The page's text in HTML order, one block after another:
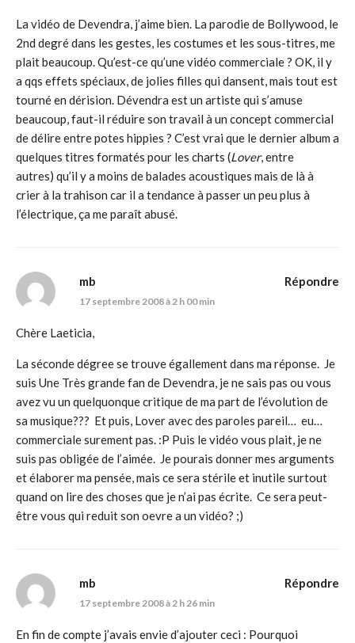
La vidéo de Devendra, j’aime bien. La parodie de Bollywood, le
2nd degré dans les gestes, les costumes et les sous-titres, me
plait beaucoup. Qu’est-ce qu’une vidéo commerciale ? OK, il y
a qqs effets spéciaux, de jolies filles qui dansent, mais tout est
tourné en dérision. Dévendra est un artiste qui s’amuse
beaucoup, faut-il réduire son travail à un concept commercial
de délire entre potes hippies ? C’est vrai que le dernier album a
quelques titres formatés pour les charts (Lover, entre
autres) qu’il y a moins de balades acoustiques mais de là à
crier à la trahison car il a tendance à passer un peu plus à
l’électrique, ça me paraît abusé.
mb
17 septembre 2008 à 2 h 00 min
Chère Laeticia,
La séconde dégree se trouve égallement dans ma réponse. Je
suis Une Très grande fan de Devendra, je ne sais pas ou vous
avez vu un quelquonque critique de ma part de l’évolution de
sa musique??? Et puis, Lover avec des paroles pareil… eu…
commerciale surement pas. :P Puis le vidéo vous plait, je ne
suis pas obligée de l’aimée. Je pourais donner mes arguments
et élaborer ma pensée, mais ce sera stérile et inutile surtout
quand on lire des choses que je n’ai pas écrite. Ce sera peut-
être vous qui reduit son oevre a un vidéo? ;)
Répondre
mb
17 septembre 2008 à 2 h 26 min
En fin de compte j’avais envie d’ajouter ceci : Pourquoi
Répondre